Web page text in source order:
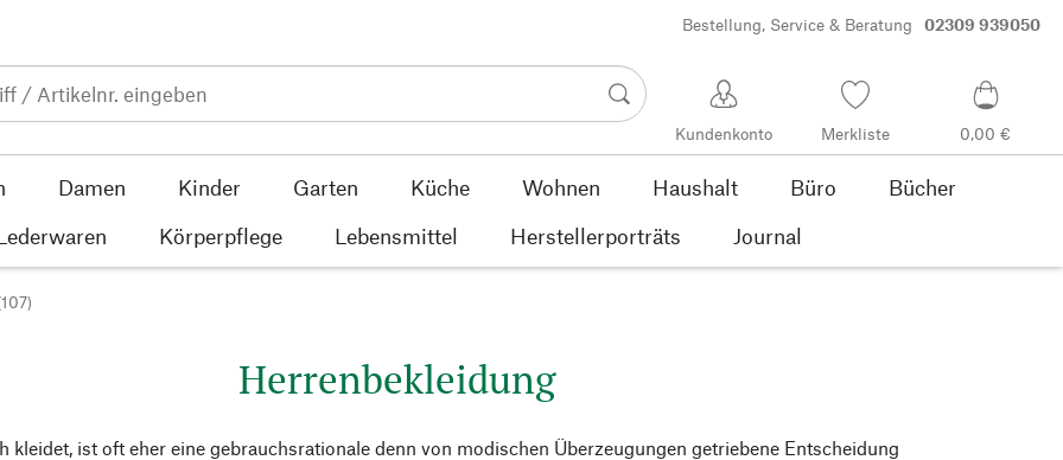
Bestellung, Service & Beratung 02309 939050
Kundenkonto Merkliste 0,00 €
Damen Kinder Garten Küche Wohnen Haushalt Büro
Bücher
Körperpflege Lebensmittel Herstellerporträts Journal
Herrenbekleidung
kleidet, ist oft eher eine gebrauchsrationale denn von modischen Überzeugungen getriebene Entscheidung